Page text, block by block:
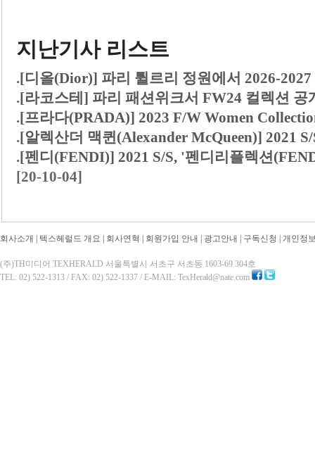
지난기사 리스트
.[디올(Dior)] 파리 튈르리 정원에서 2026-
.[라코스테] 파리 패션위크서 FW24 컬렉션 공
.[프라다(PRADA)] 2023 F/W Women
.[알렉산더 맥퀸(Alexander McQueen)] 2021
.[펜디(FENDI)] 2021 S/S, '펜디리플렉션
[20-10-04]
회사소개 텍스헤럴드 개요 회사연혁 회원가입 안내 광고안내 구독신청 개인정
(주)TH미디어 TEXHERALD 서울특별시 서초구 서초동 1603-69 304호
TEL: 02) 522-1313 / FAX: 02) 522-1337 / E-MAIL: TexHerald@nate.com